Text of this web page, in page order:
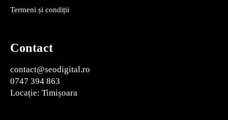
Termeni și condiții
Contact
contact@seodigital.ro
0747 394 863
Locație: Timișoara